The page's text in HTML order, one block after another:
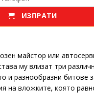
ИЗПРАТИ
майстор или
му влизат три
и разнообразни битове
на вложките, която